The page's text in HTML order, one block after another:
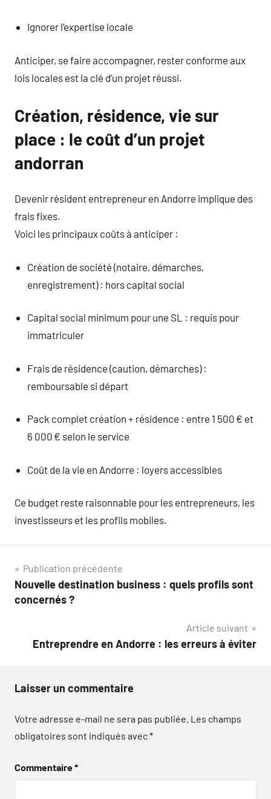
Ignorer l’expertise locale
Anticiper, se faire accompagner, rester conforme aux
lois locales est la clé d’un projet réussi.
Création, résidence, vie sur
place : le coût d’un projet
andorran
Devenir résident entrepreneur en Andorre implique des
frais fixes.
Voici les principaux coûts à anticiper :
Création de société (notaire, démarches,
enregistrement) : hors capital social
Capital social minimum pour une SL : requis pour
immatriculer
Frais de résidence (caution, démarches) :
remboursable si départ
Pack complet création + résidence : entre 1 500 € et
6 000 € selon le service
Coût de la vie en Andorre : loyers accessibles
Ce budget reste raisonnable pour les entrepreneurs, les
investisseurs et les profils mobiles.
Navigation
de
Publication précédente
Nouvelle destination business : quels profils sont
concernés ?
Article suivant
Entreprendre en Andorre : les erreurs à éviter
Laisser un commentaire
Votre adresse e-mail ne sera pas publiée. Les champs
obligatoires sont indiqués avec*
Commentaire*